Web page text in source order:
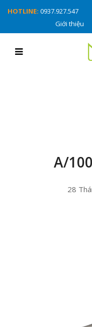
HOTLINE: 0937.927.547
Giới thiệu
A/
28